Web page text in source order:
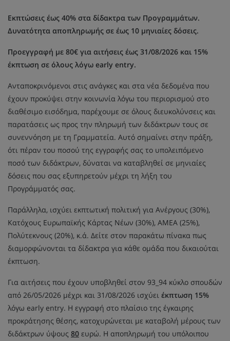
Εκπτώσεις έως 40% στα δίδακτρα των Προγραμμάτων.
Δυνατότητα αποπληρωμής σε έως 10 μηνιαίες δόσεις.
Προεγγραφή με 80€ για αιτήσεις έως 31/08/2026 και 15%
έκπτωση σε όλους λόγω early entry.
Ανταποκρινόμενοι στις ανάγκες και στα νέα δεδομένα που
έχουν προκύψει στην κοινωνία λόγω του περιορισμού στο
διαθέσιμο εισόδημα, παρέχουμε σε όλους διευκολύνσεις και
παρατάσεις ως προς την πληρωμή των διδάκτρων τους σε
συνεννόηση με τη Γραμματεία. Αυτό σημαίνει στην πράξη,
ότι πέραν του ποσού της εγγραφής σας το υπολειπόμενο
ποσό των διδάκτρων, δύναται να καταβληθεί σε μηνιαίες
δόσεις που σας εξυπηρετούν μέχρι τη λήξη του
Προγράμματός σας.
Παράλληλα, ισχύει εκπτωτική πολιτική για Ανέργους (30%),
Κατόχους Ευρωπαϊκής Κάρτας Νέων (30%), ΑΜΕΑ (25%),
Πολύτεκνους (20%), κ.ά. Δείτε στον παρακάτω πίνακα πως
διαμορφώνονται τα δίδακτρα για κάθε ομάδα που δικαιούται
έκπτωση.
Για αιτήσεις που έχουν υποβληθεί στον 93_94 κύκλο σπουδών
από 26/05/2026 μέχρι και 31/08/2026 ισχύει έκπτωση 15%
λόγω early entry. Η εγγραφή στο πλαίσιο της έγκαιρης
προκράτησης θέσης, κατοχυρώνεται με καταβολή μέρους των
διδάκτρων ύψους 80 ευρώ. Η αποπληρωμή του υπόλοιπου